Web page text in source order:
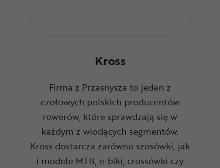
Kross
Firma z Przasnysza to jeden z
czołowych polskich producentów
rowerów, które sprawdzają się w
każdym z wiodących segmentów.
Kross dostarcza zarówno szosówki, jak
i modele MTB, e-biki, crossówki czy